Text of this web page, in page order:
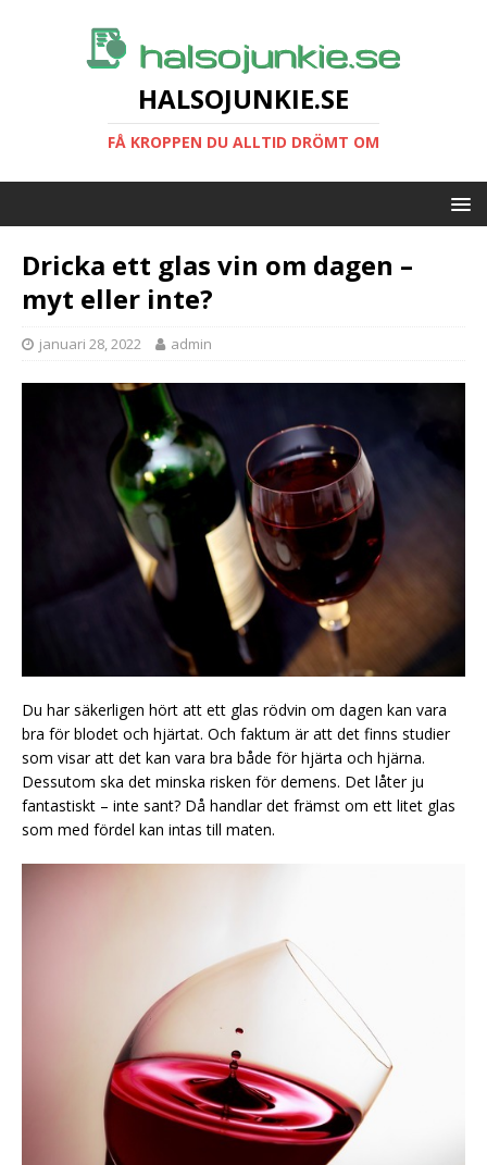
HALSOJUNKIE.SE
FÅ KROPPEN DU ALLTID DRÖMT OM
Dricka ett glas vin om dagen –
myt eller inte?
januari 28, 2022 admin
Du har säkerligen hört att ett glas rödvin om dagen kan vara
bra för blodet och hjärtat. Och faktum är att det finns studier
som visar att det kan vara bra både för hjärta och hjärna.
Dessutom ska det minska risken för demens. Det låter ju
fantastiskt – inte sant? Då handlar det främst om ett litet glas
som med fördel kan intas till maten.